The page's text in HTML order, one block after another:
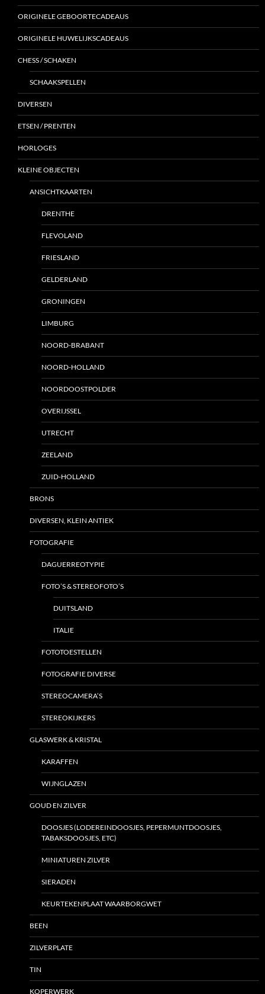
ORIGINELE GEBOORTECADEAUS
ORIGINELE HUWELIJKSCADEAUS
CHESS / SCHAKEN
SCHAAKSPELLEN
DIVERSEN
ETSEN / PRENTEN
HORLOGES
KLEINE OBJECTEN
ANSICHTKAARTEN
DRENTHE
FLEVOLAND
FRIESLAND
GELDERLAND
GRONINGEN
LIMBURG
NOORD-BRABANT
NOORD-HOLLAND
NOORDOOSTPOLDER
OVERIJSSEL
UTRECHT
ZEELAND
ZUID-HOLLAND
BRONS
DIVERSEN, KLEIN ANTIEK
FOTOGRAFIE
DAGUERREOTYPIE
FOTO’S & STEREOFOTO’S
DUITSLAND
ITALIE
FOTOTOESTELLEN
FOTOGRAFIE DIVERSE
STEREOCAMERA’S
STEREOKIJKERS
GLASWERK & KRISTAL
KARAFFEN
WIJNGLAZEN
GOUD EN ZILVER
DOOSJES (LODEREINDOOSJES, PEPERMUNTDOOSJES,
TABAKSDOOSJES, ETC)
MINIATUREN ZILVER
SIERADEN
KEURTEKENPLAAT WAARBORGWET
BEEN
ZILVERPLATE
TIN
KOPERWERK